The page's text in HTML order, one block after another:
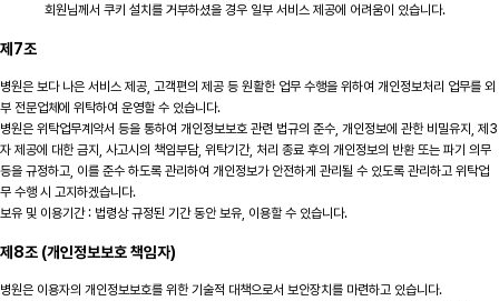
회원님께서 쿠키 설치를 거부하셨을 경우 일부 서비스 제공에 어려움이 있습니다.
제7조
병원은 보다 나은 서비스 제공, 고객편의 제공 등 원활한 업무 수행을 위하여 개인정보처리 업무를 외
부 전문업체에 위탁하여 운영할 수 있습니다.
병원은 위탁업무계약서 등을 통하여 개인정보보호 관련 법규의 준수, 개인정보에 관한 비밀유지, 제3
자 제공에 대한 금지, 사고시의 책임부담, 위탁기간, 처리 종료 후의 개인정보의 반환 또는 파기 의무
등을 규정하고, 이를 준수 하도록 관리하여 개인정보가 안전하게 관리될 수 있도록 관리하고 위탁업
무 수행 시 고지하겠습니다.
보유 및 이용기간 : 법령상 규정된 기간 동안 보유, 이용할 수 있습니다.
제8조 (개인정보보호 책임자)
병원은 이용자의 개인정보보호를 위한 기술적 대책으로서 보안장치를 마련하고 있습니다.